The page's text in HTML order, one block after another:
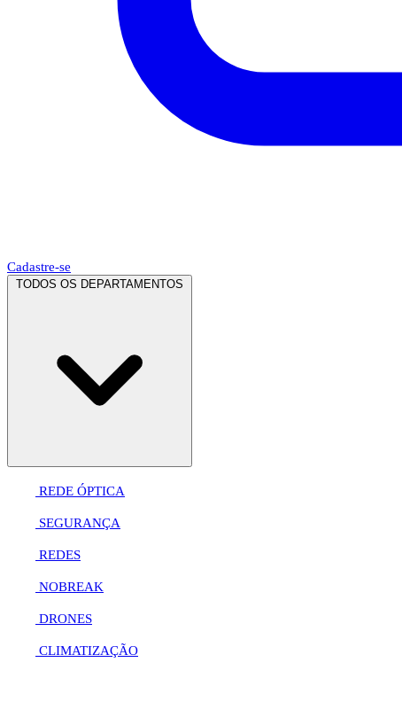
Cadastre-se
TODOS OS DEPARTAMENTOS
REDE ÓPTICA
SEGURANÇA
REDES
NOBREAK
DRONES
CLIMATIZAÇÃO